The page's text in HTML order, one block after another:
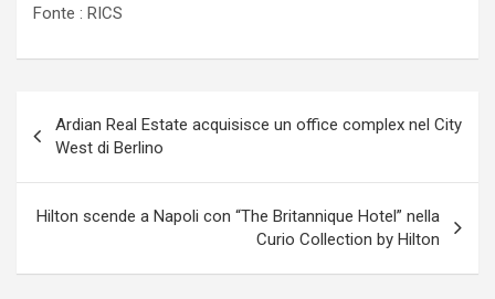
Fonte : RICS
articoli
Ardian Real Estate acquisisce un office complex nel City
West di Berlino
Hilton scende a Napoli con “The Britannique Hotel” nella
Curio Collection by Hilton